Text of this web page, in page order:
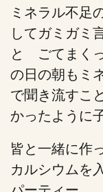
ミネラル不足
してガミガミ
と ごてまく
の日の朝もミ
で聞き流すこ
かったように
皆と一緒に作
カルシウムを